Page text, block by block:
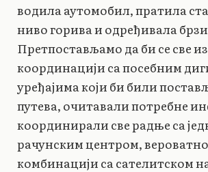
водила аутомобил, пратила
ниво горива и одређивала
Претпостављамо да би се све
координацији са посебним
уређајима који би били
путева, очитавали потребне
координирали све радње са
рачунским центром,
комбинацији са сателитском